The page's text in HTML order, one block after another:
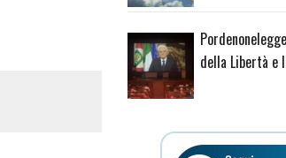
della Libertà e